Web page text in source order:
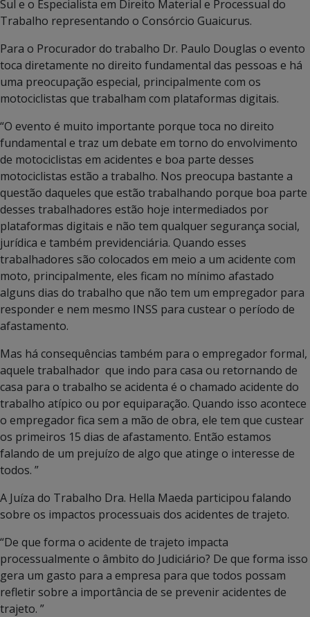
Sul e o Especialista em Direito Material e Processual do
Trabalho representando o Consórcio Guaicurus.
Para o Procurador do trabalho Dr. Paulo Douglas o evento
toca diretamente no direito fundamental das pessoas e há
uma preocupação especial, principalmente com os
motociclistas que trabalham com plataformas digitais.
“O evento é muito importante porque toca no direito
fundamental e traz um debate em torno do envolvimento
de motociclistas em acidentes e boa parte desses
motociclistas estão a trabalho. Nos preocupa bastante a
questão daqueles que estão trabalhando porque boa parte
desses trabalhadores estão hoje intermediados por
plataformas digitais e não tem qualquer segurança social,
jurídica e também previdenciária. Quando esses
trabalhadores são colocados em meio a um acidente com
moto, principalmente, eles ficam no mínimo afastado
alguns dias do trabalho que não tem um empregador para
responder e nem mesmo INSS para custear o período de
afastamento.
Mas há consequências também para o empregador formal,
aquele trabalhador que indo para casa ou retornando de
casa para o trabalho se acidenta é o chamado acidente do
trabalho atípico ou por equiparação. Quando isso acontece
o empregador fica sem a mão de obra, ele tem que custear
os primeiros 15 dias de afastamento. Então estamos
falando de um prejuízo de algo que atinge o interesse de
todos. ”
A Juíza do Trabalho Dra. Hella Maeda participou falando
sobre os impactos processuais dos acidentes de trajeto.
“De que forma o acidente de trajeto impacta
processualmente o âmbito do Judiciário? De que forma isso
gera um gasto para a empresa para que todos possam
refletir sobre a importância de se prevenir acidentes de
trajeto. ”